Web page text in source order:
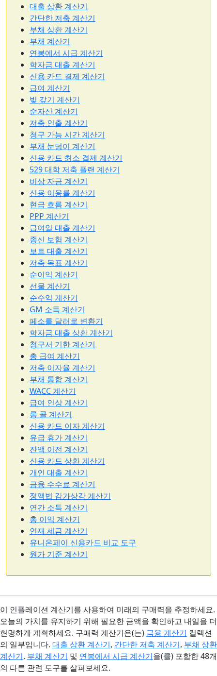
대출 상환 계산기
간단한 저축 계산기
부채 상환 계산기
부채 계산기
연봉에서 시급 계산기
학자금 대출 계산기
신용 카드 결제 계산기
급여 계산기
빚 갚기 계산기
순자산 계산기
저축 인출 계산기
청구 가능 시간 계산기
부채 눈덩이 계산기
신용 카드 최소 결제 계산기
529 대학 저축 플랜 계산기
비상 자금 계산기
신용 이용률 계산기
현금 흐름 계산기
PPP 계산기
급여일 대출 계산기
종신 보험 계산기
보트 대출 계산기
저축 목표 계산기
순이익 계산기
선물 계산기
순수익 계산기
GM 소득 계산기
페소를 달러로 변환기
학자금 대출 상환 계산기
청구서 기한 계산기
총 급여 계산기
저축 이자율 계산기
부채 통합 계산기
WACC 계산기
급여 인상 계산기
롱 콜 계산기
신용 카드 이자 계산기
유급 휴가 계산기
잔액 이전 계산기
신용 카드 상환 계산기
개인 대출 계산기
금융 수수료 계산기
정액법 감가상각 계산기
연간 소득 계산기
총 이익 계산기
인재 세금 계산기
유니온페이 신용카드 비교 도구
원가 기준 계산기
이 인플레이션 계산기를 사용하여 미래의 구매력을 추정하세요.
오늘의 가치를 유지하기 위해 필요한 금액을 확인하고 내일을 더
현명하게 계획하세요. 구매력 계산기은(는) 금융 계산기 컬렉션
의 일부입니다. 대출 상환 계산기, 간단한 저축 계산기, 부채 상환
계산기, 부채 계산기 및 연봉에서 시급 계산기을(를) 포함한 48개
의 다른 관련 도구를 살펴보세요.